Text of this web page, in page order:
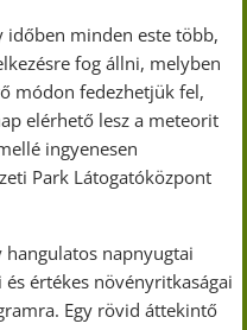
időben minden este több,
fog állni, melyben
módon fedezhetjük fel,
elérhető lesz a meteorit
ingyenesen
Park Látogatóközpont
hangulatos napnyugtai
értékes növényritkaságai
Egy rövid áttekintő